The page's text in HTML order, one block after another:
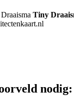
Tiny
nodig: